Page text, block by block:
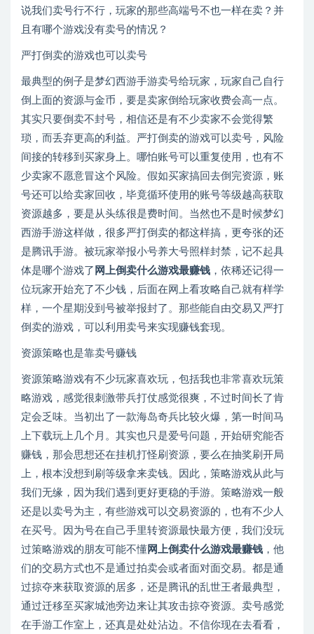
说我们卖号行不行，玩家的那些高端号不也一样在卖？并
且有哪个游戏没有卖号的情况？
严打倒卖的游戏也可以卖号
最典型的例子是梦幻西游手游卖号给玩家，玩家自己自行
倒上面的资源与金币，要是卖家倒给玩家收费会高一点。
其实只要倒卖不封号，相信还是有不少卖家不会觉得繁
琐，而丢弃更高的利益。严打倒卖的游戏可以卖号，风险
间接的转移到买家身上。哪怕账号可以重复使用，也有不
少卖家不愿意冒这个风险。假如买家搞回去倒完资源，账
号还可以给卖家回收，毕竟循环使用的账号等级越高获取
资源越多，要是从头练很是费时间。当然也不是时候梦幻
西游手游这样做，很多严打倒卖的都这样搞，更夸张的还
是腾讯手游。被玩家举报小号养大号照样封禁，记不起具
体是哪个游戏了 网上倒卖什么游戏最赚钱 ，依稀还记得一
位玩家开始充了不少钱，后面在网上看攻略自己就有样学
样，一个星期没到号被举报封了。那些能自由交易又严打
倒卖的游戏，可以利用卖号来实现赚钱套现。
资源策略也是靠卖号赚钱
资源策略游戏有不少玩家喜欢玩，包括我也非常喜欢玩策
略游戏，感觉很刺激带兵打仗感觉很爽，不过时间长了肯
定会乏味。当初出了一款海岛奇兵比较火爆，第一时间马
上下载玩上几个月。其实也只是爱号问题，开始研究能否
赚钱，那会思想还在挂机打怪刷资源，要么在抽奖刷开局
上，根本没想到刷等级拿来卖钱。因此，策略游戏从此与
我们无缘，因为我们遇到更好更稳的手游。策略游戏一般
还是以卖号为主，有些游戏可以交易资源的，也有不少人
在买号。因为号在自己手里转资源最快最方便，我们没玩
过策略游戏的朋友可能不懂 网上倒卖什么游戏最赚钱 ，他
们的交易方式也不是通过拍卖会或者面对面交易。都是通
过掠夺来获取资源的居多，还是腾讯的乱世王者最典型，
通过迁移至买家城池旁边来让其攻击掠夺资源。卖号感觉
在手游工作室上，还真是处处沾边。不信你现在去看看，